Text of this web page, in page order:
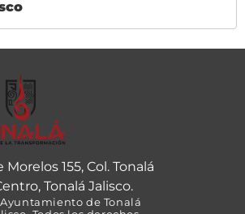
Morelos 155, Col. Tonalá
Tonalá Jalisco.
de Tonalá